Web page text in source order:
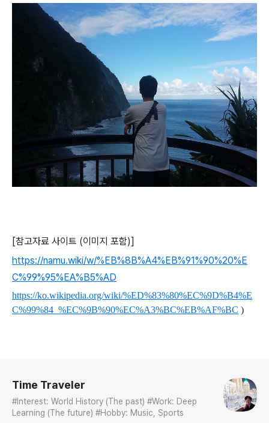
[참고자료 사이트 (이미지 포함)]
https://namu.wiki/w/%EB%8B%A4%EB%91%90%20%E
C%99%95%EA%B5%AD
https://ko.wikipedia.org/wiki/%ED%83%80%EC%9D%B4%E
C%99%84_%EC%9B%90%EC%A3%BC%EB%AF%BC )
Time Traveler
#Interest: World History (The past) #Work: Deep
Learning (The future) #Hobby: Music, Sports